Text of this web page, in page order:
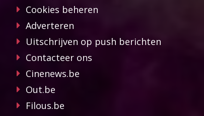
Cookies beheren
Adverteren
Uitschrijven op push berichten
Contacteer ons
Cinenews.be
Out.be
Filous.be